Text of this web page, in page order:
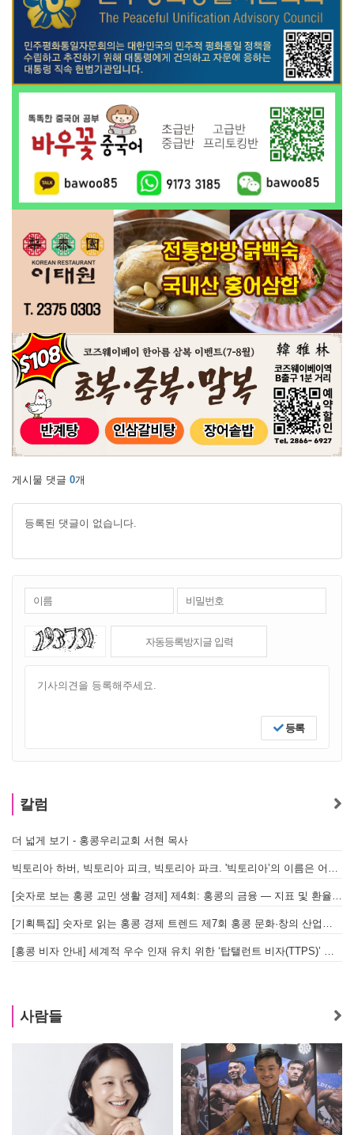
게시물 댓글 0개
등록된 댓글이 없습니다.
등록
칼럼
더 넓게 보기 - 홍콩우리교회 서현 목사
빅토리아 하버, 빅토리아 피크, 빅토리아 파크. '빅토리아’의 이름은 어떻게 온 걸까? - [이승권 원장의 생활칼럼]
[숫자로 보는 홍콩 교민 생활 경제] 제4회: 홍콩의 금융 — 지표 및 환율, MPF 운영 현황
[기획특집] 숫자로 읽는 홍콩 경제 트렌드 제7회 홍콩 문화·창의 산업의 구조와 분야별 동향
[홍콩 비자 안내] 세계적 우수 인재 유치 위한 ‘탑탤런트 비자(TTPS)’ 주요 요건
사람들